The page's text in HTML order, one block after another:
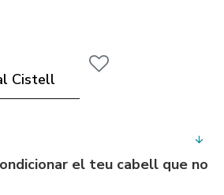
Cistell
el teu cabell que no